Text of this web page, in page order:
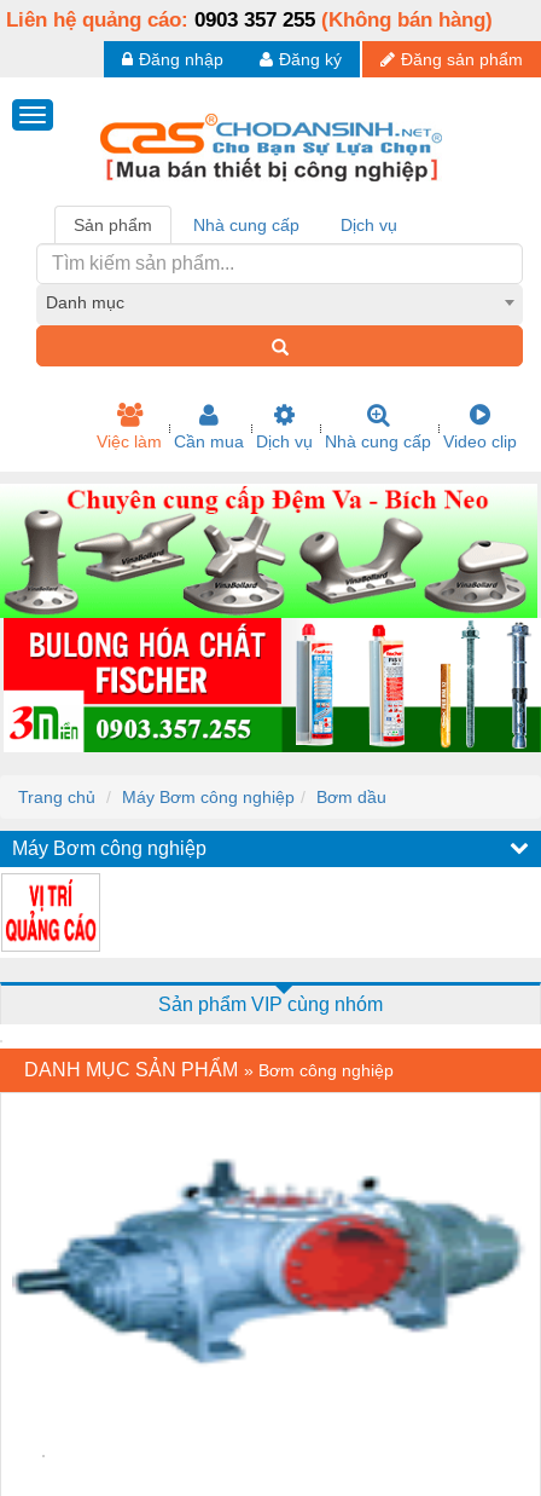
Liên hệ quảng cáo: 0903 357 255 (Không bán hàng)
Đăng sản phẩm
Đăng ký
Đăng nhập
Sản phẩm Nhà cung cấp Dịch vụ
Danh mục
Việc làm Cần mua Dịch vụ Nhà cung cấp Video clip
Trang chủ Máy Bơm công nghiệp Bơm dầu
Máy Bơm công nghiệp
Sản phẩm VIP cùng nhóm
DANH MỤC SẢN PHẨM » Bơm công nghiệp